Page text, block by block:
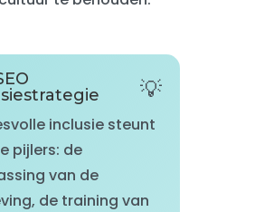
inclusie steunt
pijlers: de
van de
de training van